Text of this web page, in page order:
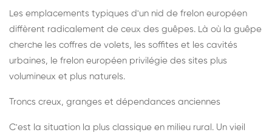
Les emplacements typiques d'un nid de frelon européen
diffèrent radicalement de ceux des guêpes. Là où la guêpe
cherche les coffres de volets, les soffites et les cavités
urbaines, le frelon européen privilégie des sites plus
volumineux et plus naturels.
Troncs creux, granges et dépendances anciennes
C'est la situation la plus classique en milieu rural. Un vieil